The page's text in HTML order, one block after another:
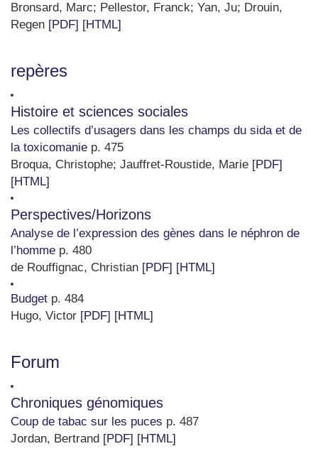
Bronsard, Marc; Pellestor, Franck; Yan, Ju; Drouin,
Regen [PDF] [HTML]
repères
Histoire et sciences sociales
Les collectifs d’usagers dans les champs du sida et de
la toxicomanie p. 475
Broqua, Christophe; Jauffret-Roustide, Marie [PDF]
[HTML]
Perspectives/Horizons
Analyse de l’expression des gènes dans le néphron de
l’homme p. 480
de Rouffignac, Christian [PDF] [HTML]
Budget p. 484
Hugo, Victor [PDF] [HTML]
Forum
Chroniques génomiques
Coup de tabac sur les puces p. 487
Jordan, Bertrand [PDF] [HTML]